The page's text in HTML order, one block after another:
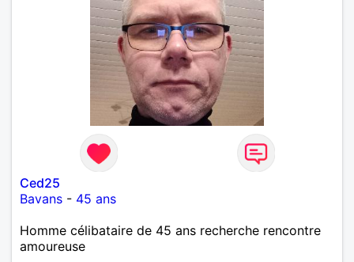
Ced25
Bavans - 45 ans
Homme célibataire de 45 ans recherche rencontre
amoureuse